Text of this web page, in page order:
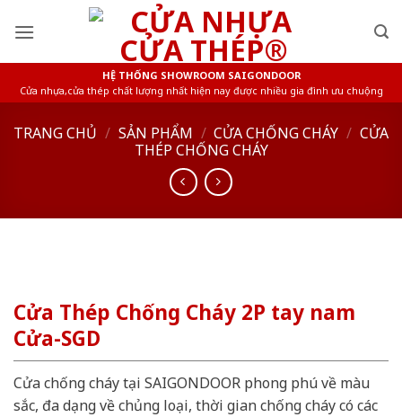
HỆ THỐNG SHOWROOM SAIGONDOOR
Cửa nhựa,cửa thép chất lượng nhất hiện nay được nhiều gia đình ưu chuộng
TRANG CHỦ / SẢN PHẨM / CỬA CHỐNG CHÁY / CỬA
THÉP CHỐNG CHÁY
Cửa Thép Chống Cháy 2P tay nam
Cửa-SGD
Cửa chống cháy tại SAIGONDOOR phong phú về màu
sắc, đa dạng về chủng loại, thời gian chống cháy có các